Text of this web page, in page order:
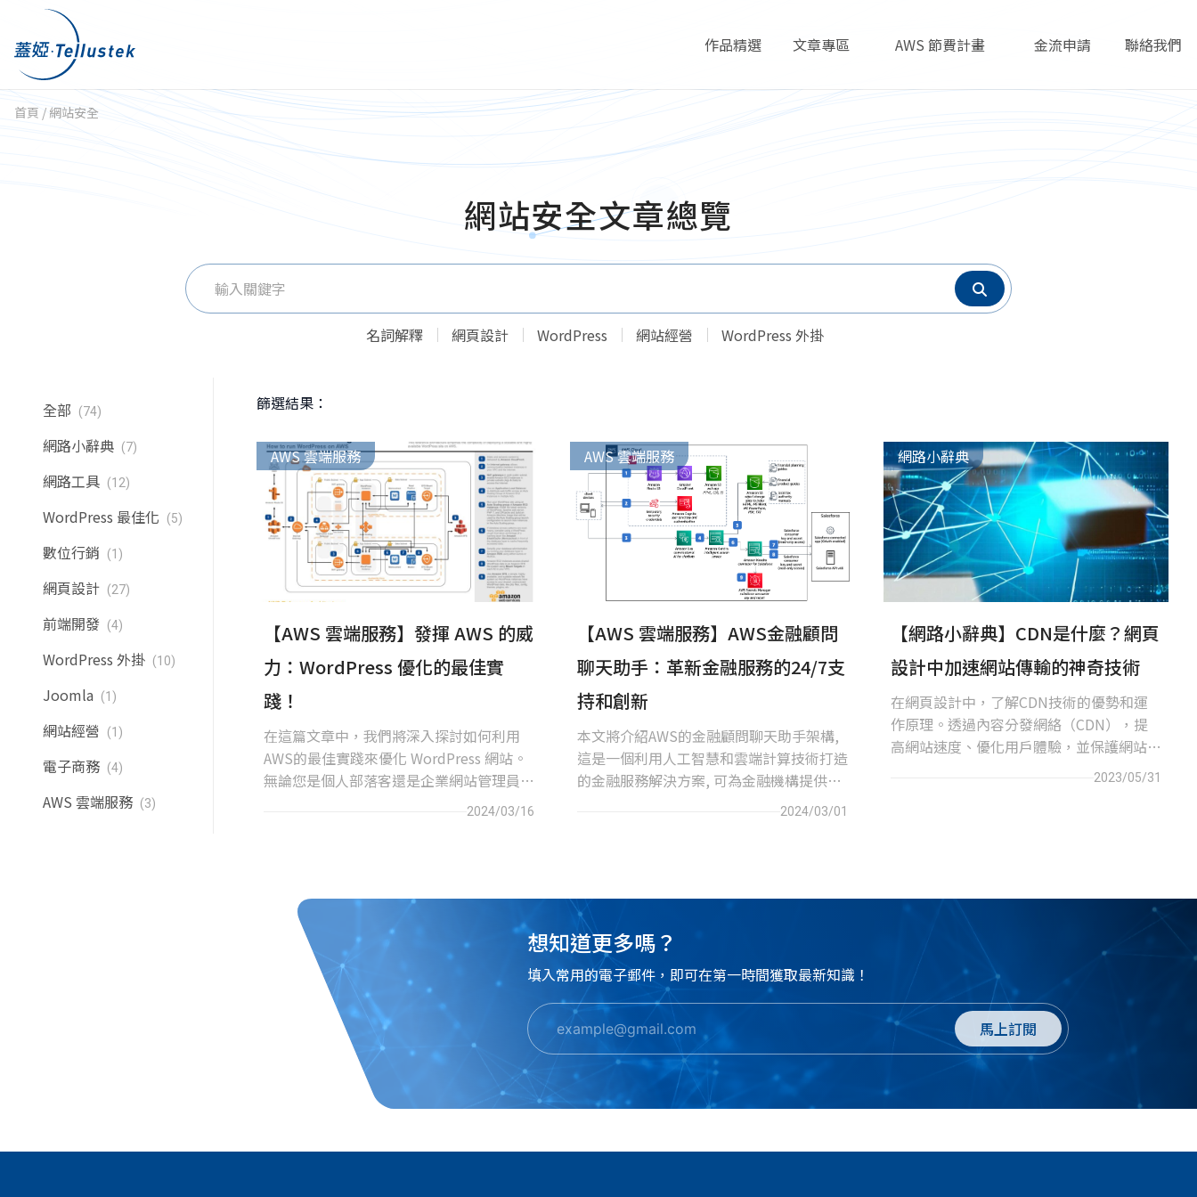
作品精選 文章專區 AWS 節費計畫 金流申請 聯絡我們
首頁 / 網站安全
網站安全文章總覽
搜
尋
關
名詞解釋 網頁設計 WordPress 網站經營 WordPress 外掛
全部 (74)
網路小辭典 (7)
網路工具 (12)
WordPress 最佳化 (5)
數位行銷 (1)
網頁設計 (27)
前端開發 (4)
WordPress 外掛 (10)
Joomla (1)
網站經營 (1)
電子商務 (4)
AWS 雲端服務 (3)
篩選結果：
AWS 雲端服務
【AWS 雲端服務】發揮 AWS 的威
力：WordPress 優化的最佳實
踐！
在這篇文章中，我們將深入探討如何利用
AWS的最佳實踐來優化 WordPress 網站。
無論您是個人部落客還是企業網站管理員，
這些寶貴的技巧和指南都能幫助您提升網站
2024/03/16
AWS 雲端服務
【AWS 雲端服務】AWS金融顧問
聊天助手：革新金融服務的24/7支
持和創新
本文將介紹AWS的金融顧問聊天助手架構,
這是一個利用人工智慧和雲端計算技術打造
的金融服務解決方案, 可為金融機構提供自
動化的客戶服務和建議, 這個聊天助手可以
2024/03/01
網路小辭典
【網路小辭典】CDN是什麼？網頁
設計中加速網站傳輸的神奇技術
在網頁設計中，了解CDN技術的優勢和運
作原理。透過內容分發網絡（CDN），提
高網站速度、優化用戶體驗，並保護網站免
受攻擊。了解如何運用CDN技術，在網頁
2023/05/31
想知道更多嗎？
填入常用的電子郵件，即可在第一時間獲取最新知識！
馬上訂閱